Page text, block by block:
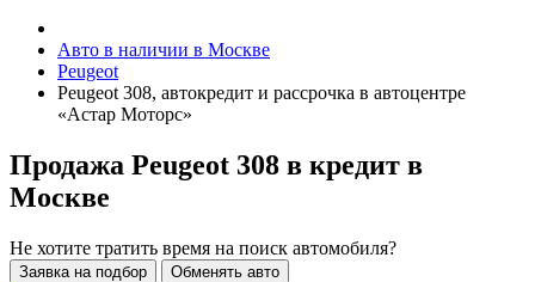
Авто в наличии в Москве
Peugeot
Peugeot 308, автокредит и рассрочка в автоцентре
«Астар Моторс»
Продажа Peugeot 308 в кредит в
Москве
Не хотите тратить время на поиск автомобиля?
Заявка на подбор Обменять авто